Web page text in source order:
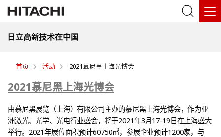
日立高新技术在中国
首页 活动 2021慕尼黑上海光博会
2021慕尼黑上海光博会
由慕尼黑展览（上海）有限公司主办的慕尼黑上海光博会，作为亚
洲激光、光学、光电行业盛会，将于2021年3月17-19日在上海盛大
举行。2021年展位面积预计60750㎡，参展企业预计1200家，与